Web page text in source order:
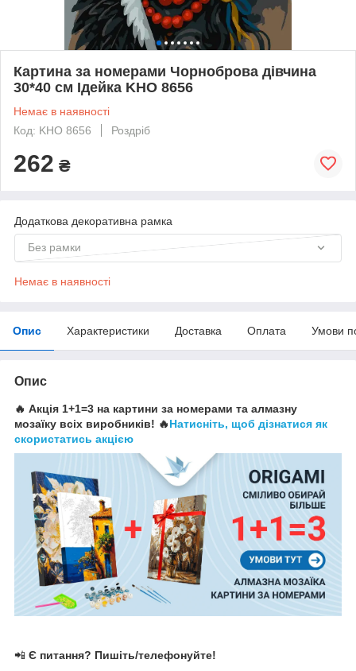
Картина за номерами Чорноброва дівчина
30*40 см Ідейка KHO 8656
Немає в наявності
Код: KHO 8656
Роздріб
262 ₴
Додаткова декоративна рамка
Без рамки
Немає в наявності
Опис Характеристики Доставка Оплата Умови
Опис
🔥 Акція 1+1=3 на картини за номерами та алмазну
мозаїку всіх виробників! 🔥Натисніть, щоб дізнатися як
скористатись акцією
📲 Є питання? Пишіть/телефонуйте!